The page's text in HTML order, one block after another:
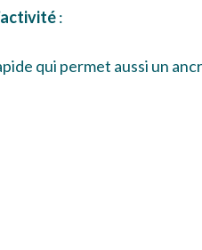
:
qui permet aussi un